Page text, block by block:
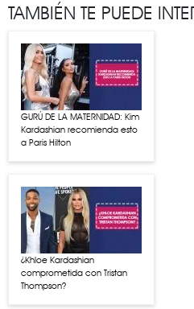
TAMBIÉN TE PUEDE
GURÚ DE LA MATERNIDAD: Kim
Kardashian recomienda esto
a Paris Hilton
¿Khloe Kardashian
comprometida con Tristan
Thompson?